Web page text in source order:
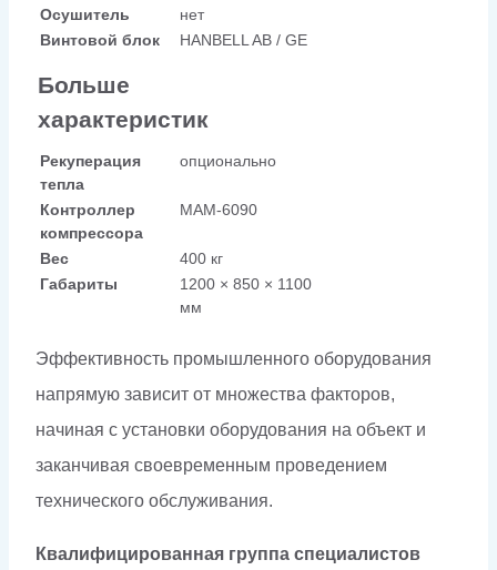
Осушитель
нет
Винтовой блок
HANBELL AB / GE
Больше
характеристик
Рекуперация
тепла
опционально
Контроллер
компрессора
МАМ-6090
Вес
400 кг
Габариты
1200 × 850 × 1100
мм
Эффективность промышленного оборудования
напрямую зависит от множества факторов,
начиная с установки оборудования на объект и
заканчивая своевременным проведением
технического обслуживания.
Квалифицированная группа специалистов